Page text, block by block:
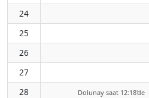
24
25
26
27
28
Dolunay saat 12:18'de